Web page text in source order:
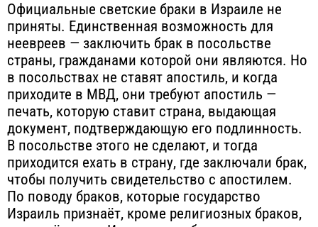
Официальные светские браки в Израиле не
приняты. Единственная возможность для
неевреев — заключить брак в посольстве
страны, гражданами которой они являются. Но
в посольствах не ставят апостиль, и когда
приходите в МВД, они требуют апостиль —
печать, которую ставит страна, выдающая
документ, подтверждающую его подлинность.
В посольстве этого не сделают, и тогда
приходится ехать в страну, где заключали брак,
чтобы получить свидетельство с апостилем.
По поводу браков, которые государство
Израиль признаёт, кроме религиозных браков,